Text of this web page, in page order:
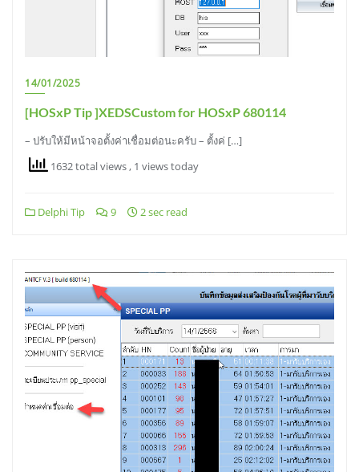
14/01/2025
[HOSxP Tip ]XEDSCustom for HOSxP 680114
– ปรับให้มีหน้าจอตั้งค่าเชื่อมต่อนะครับ – ตั้งค่ […]
1632 total views, 1 views today
Delphi Tip 9 2 sec read